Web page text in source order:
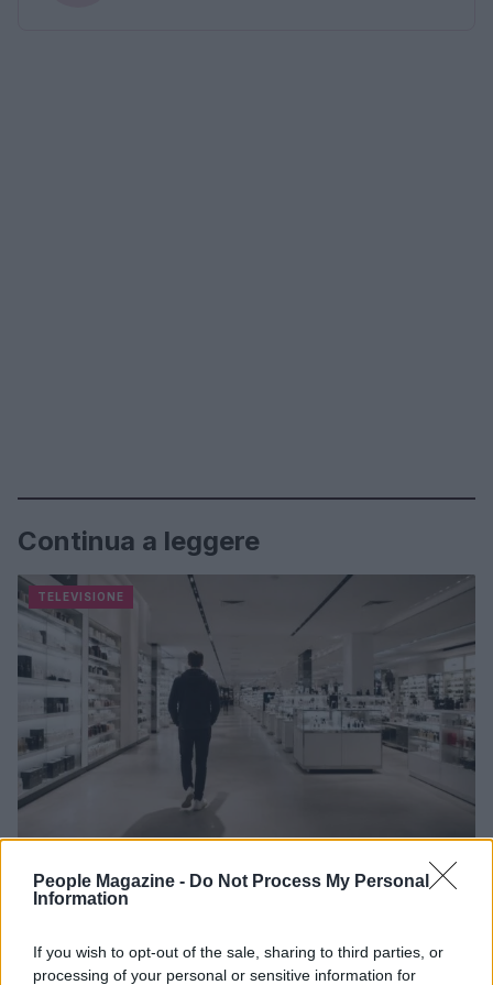
People Magazine - Do Not Process My Personal
Information
If you wish to opt-out of the sale, sharing to third parties, or
processing of your personal or sensitive information for
Continua a leggere
TELEVISIONE
La trasformazione di Argos: strategie per attrarre
Camilla Fiore · 7 Ago 2026